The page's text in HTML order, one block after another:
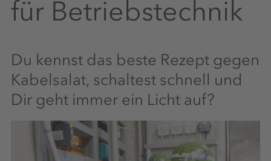
für Betriebstechnik
Du kennst das beste Rezept gegen
Kabelsalat, schaltest schnell und
Dir geht immer ein Licht auf?